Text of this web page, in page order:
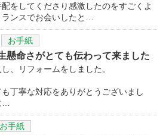
をしてくださり感激したのをすごくよ
ンスでお会いしたと…
お手紙
懸命さがとても伝わって来ました
、リフォームをしました。
丁寧な対応をありがとうございまし
お手紙